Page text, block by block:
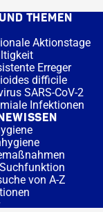
THEMEN
Aktionstage
Erreger
difficile
SARS-CoV-2
Infektionen
von A-Z